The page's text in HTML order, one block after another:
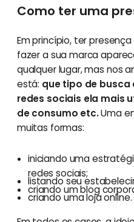
Como ter uma
Em princípio, ter
fazer a sua marca
qualquer lugar, mas nos
está: que tipo de busca
redes sociais ela mais
de consumo etc.Uma
muitas formas:
iniciando uma
redes sociais;
listando seu
criando um blog
criando uma loja online.